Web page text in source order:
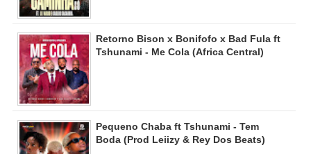
Retorno Bison x Bonifofo x Bad Fula ft
Tshunami - Me Cola (Africa Central)
Pequeno Chaba ft Tshunami - Tem
Boda (Prod Leiizy & Rey Dos Beats)